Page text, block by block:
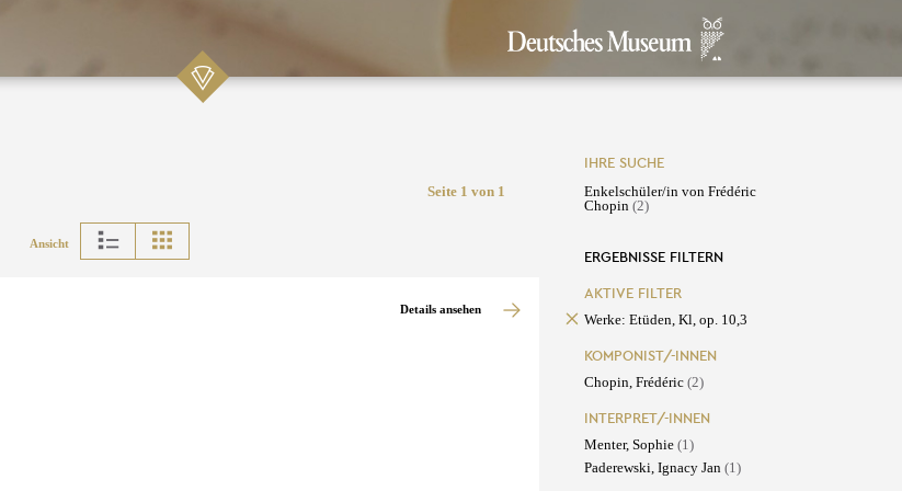
Seite 1 von 1
Ansicht
Details ansehen
IHRE SUCHE
Enkelschüler/in von Frédéric
Chopin (2)
ERGEBNISSE FILTERN
AKTIVE FILTER
Werke: Etüden, Kl, op. 10,3
KOMPONIST/-INNEN
Chopin, Frédéric (2)
INTERPRET/-INNEN
Menter, Sophie (1)
Paderewski, Ignacy Jan (1)